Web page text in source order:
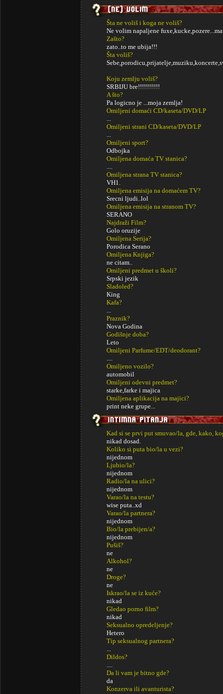
Šta ne voliš i koga ne voliš?
Ne volim napaljene
Zašto?
zato..to me ubija!!!
Šta voliš?
Koju zemlju voliš?
SRBIJU bre!!!!!!!!!!!
A što?
Pa logicno je ...moja zemlja!
Omiljeni domaći CD/kaseta/DVD/LP
...
Omiljeni strani CD/kaseta/DVD/LP
...
Omiljeni sport?
Odbojka
Omiljena domaća TV stanica?
....
Omiljena strana TV stanica?
VH1.
Omiljena emisija na domaćem TV?
Srecni ljudi..lol
Omiljena emisija na stranom TV?
SERANO
Najdraži Film?
Golo oruzije
Omiljena Serija?
Porodica Serano
Omiljena Knjiga?
ne citam..
Omiljeni predmet u školi?
Srpski jezik
Sladoled?
King
Kafa?
...
Praznik?
Nova Godina
Godišnje doba?
Leto
Omiljeni Parfume/EDT/deodorant?
....
Omiljeno vozilo?
automobil
Omiljeni odevni predmet?
starke,farke i majica
Omiljena aplikacija na majici?
print neke grupe...
Kad si se prvi put smuvao/la, gde, kako,
nikad dosad.
Koliko si puta bio/la u vezi?
nijednom
Ljubio/la?
nijednom
Radio/la na ulici?
nijednom
Varao/la na testu?
wise puta..xd
Varao/la partnera?
nijednom
Bio/la prebijen/a?
nijednom
Pušiš?
ne
Alkohol?
ne
Droge?
ne
Iskrao/la se iz kuće?
nikad
Gledao porno film?
nikad
Seksualno opredeljenje?
Hetero
Tip seksualnog partnera?
...
Dildos?
....
Da li vam je bitno gde?
da
Konzerva ili avanturista?